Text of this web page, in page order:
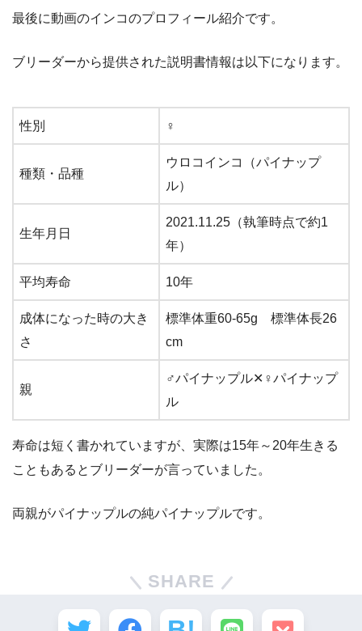
最後に動画のインコのプロフィール紹介です。
ブリーダーから提供された説明書情報は以下になります。
性別 ♀
種類・品種
ウロコインコ（パイナップ
ル）
生年月日
2021.11.25（執筆時点で約1
年）
平均寿命 10年
成体になった時の大き
さ
標準体重60-65g 標準体長26
cm
親
♂パイナップル✕♀パイナップ
ル
寿命は短く書かれていますが、実際は15年～20年生きる
こともあるとブリーダーが言っていました。
両親がパイナップルの純パイナップルです。
SHARE